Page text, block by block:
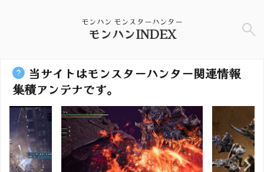
モンハン モンスターハンター
モンハンINDEX
当サイトはモンスターハンター関連情報
集積アンテナです。